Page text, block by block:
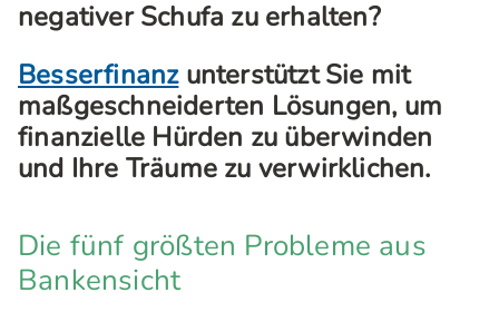
negativer Schufa zu erhalten?
Besserfinanzunterstützt Sie mit
maßgeschneiderten Lösungen, um
finanzielle Hürden zu überwinden
und Ihre Träume zu verwirklichen.
Die fünf größten Probleme aus
Bankensicht